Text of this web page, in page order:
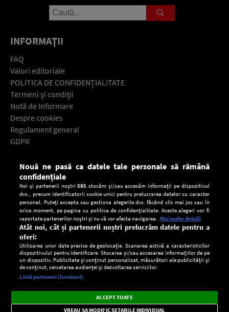
INFORMAŢII
FAQ
Valori editoriale
POLITICA DE CONFIDENŢIALITATE
Termeni şi condiţii
Notă de Informare
Despre cookies
Regulament general
GDPR
Descarcă gratuit aplicaţia Europa FM pentru smartphone:
Setări:
Dark
Mode
Radio live, podcasturi, știri și alerte
importante.
×
Nouă ne pasă ca datele tale personale să rămână
confidențiale
Noi și partenerii noștri585 stocăm și/sau accesăm informații pe dispozitivul
dvs., precum identificatorii cookie unici pentru prelucrarea datelor cu caracter
personal. Puteți accepta sau gestiona alegerile dvs. făcând clic mai jos sau în
orice moment, pe pagina cu politica de confidențialitate. Aceste alegeri vor fi
raportate partenerilor noștri și nu vă vor afecta navigarea. Mai multe detalii
Atât noi, cât și partenerii noștri prelucrăm datele pentru a
oferi:
Utilizarea unor date precise de geolocație. Scanarea activă a caracteristicilor
dispozitivului pentru identificare. Stocarea și/sau accesarea informațiilor de pe
un dispozitiv. Publicitate și conținut personalizat, măsurători ale publicității și
de conținut, cercetarea audienței și dezvoltarea serviciilor.
Listă parteneri (furnizori)
ACCEPT TOATE
VREAU SA MODIFIC SETARILE INDIVIDUAL